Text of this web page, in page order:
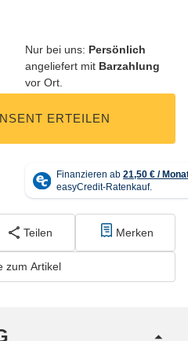
Nur bei uns: Persönlich
angeliefert mit Barzahlung
vor Ort.
ERTEILEN
Teilen Merken
zum Artikel